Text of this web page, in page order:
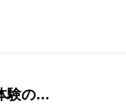
験の…